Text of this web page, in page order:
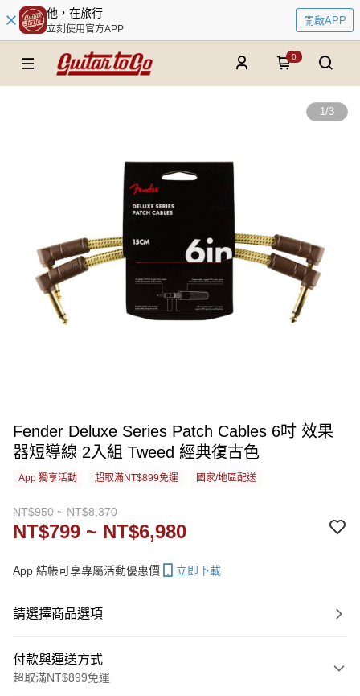
他，在旅行
立刻使用官方APP
開啟APP
0
1/3
Fender Deluxe Series Patch Cables 6吋 效果
器短導線 2入組 Tweed 經典復古色
App 獨享活動 超取滿NT$899免運 國家/地區配送
NT$950 ~ NT$8,370
NT$799 ~ NT$6,980
App 結帳可享專屬活動優惠價 立即下載
請選擇商品選項
付款與運送方式
超取滿NT$899免運